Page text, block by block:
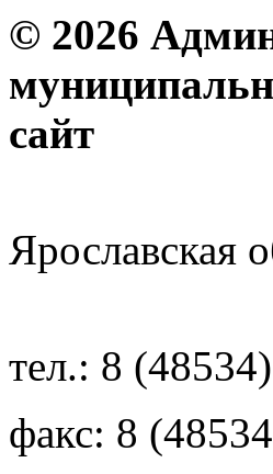
© 2026
тел.: 8
факс: 8